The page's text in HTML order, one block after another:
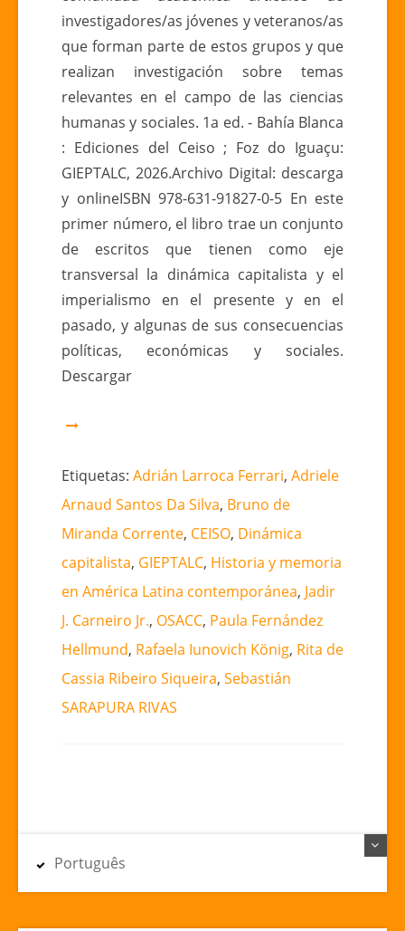
investigadores/as jóvenes y veteranos/as
que forman parte de estos grupos y que
realizan investigación sobre temas
relevantes en el campo de las ciencias
humanas y sociales. 1a ed. - Bahía Blanca
: Ediciones del Ceiso ; Foz do Iguaçu:
GIEPTALC, 2026.Archivo Digital: descarga
y onlineISBN 978-631-91827-0-5 En este
primer número, el libro trae un conjunto
de escritos que tienen como eje
transversal la dinámica capitalista y el
imperialismo en el presente y en el
pasado, y algunas de sus consecuencias
políticas, económicas y sociales.
Descargar
Etiquetas: Adrián Larroca Ferrari, Adriele
Arnaud Santos Da Silva, Bruno de
Miranda Corrente, CEISO, Dinámica
capitalista, GIEPTALC, Historia y memoria
en América Latina contemporánea, Jadir
J. Carneiro Jr., OSACC, Paula Fernández
Hellmund, Rafaela Iunovich König, Rita de
Cassia Ribeiro Siqueira, Sebastián
SARAPURA RIVAS
Português